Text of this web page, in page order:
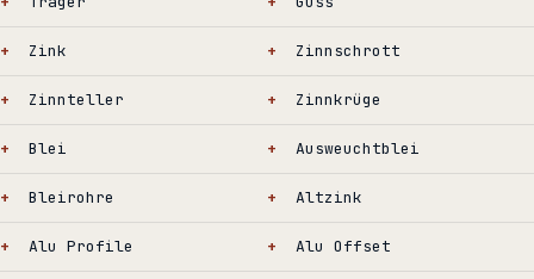
Zink Zinnschrott
Zinnteller Zinnkrüge
Blei Ausweuchtblei
Bleirohre Altzink
Alu Profile Alu Offset